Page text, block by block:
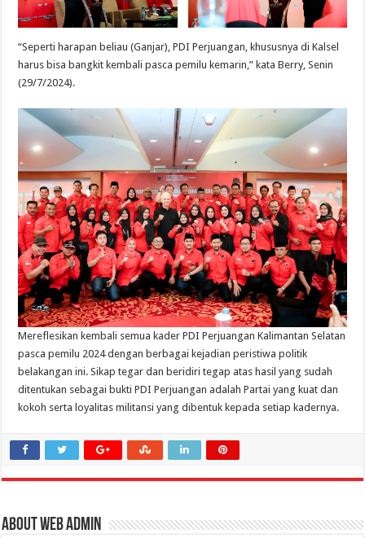
“Seperti harapan beliau (Ganjar), PDI Perjuangan, khususnya di Kalsel
harus bisa bangkit kembali pasca pemilu kemarin,” kata Berry, Senin
(29/7/2024).
Mereflesikan kembali semua kader PDI Perjuangan Kalimantan Selatan
pasca pemilu 2024 dengan berbagai kejadian peristiwa politik
belakangan ini. Sikap tegar dan beridiri tegap atas hasil yang sudah
ditentukan sebagai bukti PDI Perjuangan adalah Partai yang kuat dan
kokoh serta loyalitas militansi yang dibentuk kepada setiap kadernya.
About Web Admin